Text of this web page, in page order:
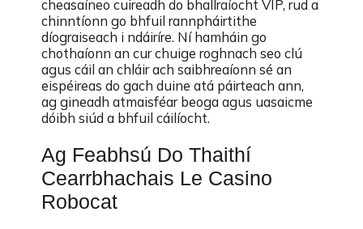
cheasaíneo cuireadh do bhallraíocht VIP, rud a
chinntíonn go bhfuil rannpháirtithe
díograiseach i ndáiríre. Ní hamháin go
chothaíonn an cur chuige roghnach seo clú
agus cáil an chláir ach saibhreaíonn sé an
eispéireas do gach duine atá páirteach ann,
ag gineadh atmaisféar beoga agus uasaicme
dóibh siúd a bhfuil cáilíocht.
Ag Feabhsú Do Thaithí
Cearrbhachais Le Casino
Robocat